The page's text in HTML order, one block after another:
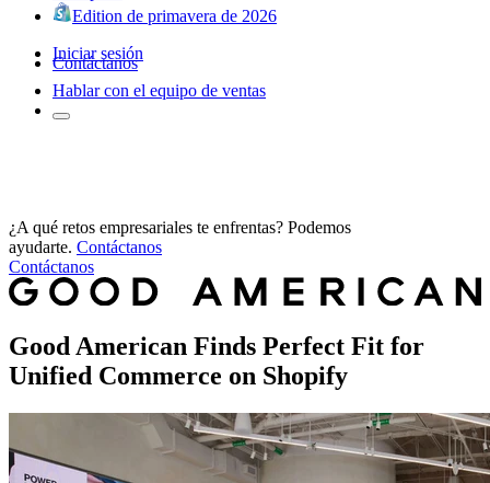
Edition de primavera de 2026
Iniciar sesión
Contáctanos
Hablar con el equipo de ventas
¿A qué retos empresariales te enfrentas? Podemos
ayudarte. Contáctanos
Contáctanos
Good American Finds Perfect Fit for
Unified Commerce on Shopify